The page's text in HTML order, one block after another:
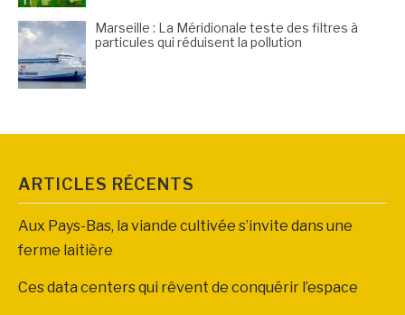
Marseille : La Méridionale teste des filtres à
particules qui réduisent la pollution
ARTICLES RÉCENTS
Aux Pays-Bas, la viande cultivée s’invite dans une
ferme laitière
Ces data centers qui rêvent de conquérir l’espace